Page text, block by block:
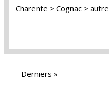
Charente Cognac autre
Derniers »